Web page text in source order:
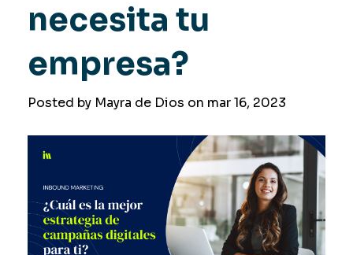
necesita tu
empresa?
Posted by Mayra de Dios on mar 16, 2023